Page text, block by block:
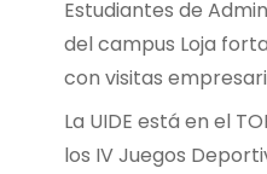
Estudiantes de
del campus Loja
con visitas
La UIDE está en el
los IV Juegos